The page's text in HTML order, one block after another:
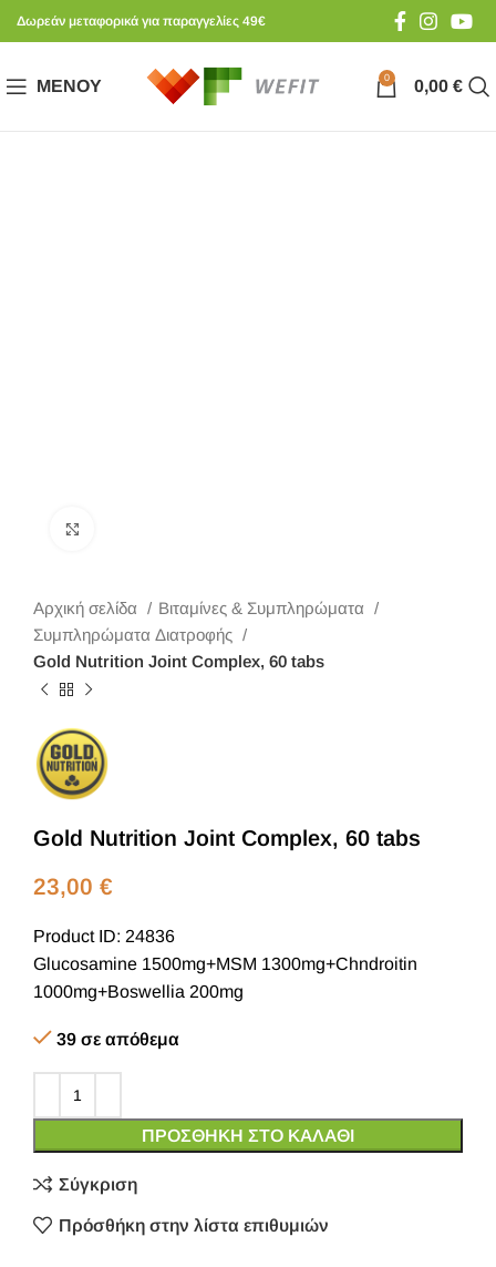
Δωρεάν μεταφορικά για παραγγελίες 49€
ΜΕΝΟΎ 0 0,00 €
Αρχική σελίδα
Βιταμίνες & Συμπληρώματα
Συμπληρώματα Διατροφής
Gold Nutrition Joint Complex, 60 tabs
Gold Nutrition Joint Complex, 60 tabs
23,00 €
Product ID: 24836
Glucosamine 1500mg+MSM 1300mg+Chndroitin
1000mg+Boswellia 200mg
39 σε απόθεμα
ΠΡΟΣΘΉΚΗ ΣΤΟ ΚΑΛΆΘΙ
Σύγκριση
Πρόσθήκη στην λίστα επιθυμιών